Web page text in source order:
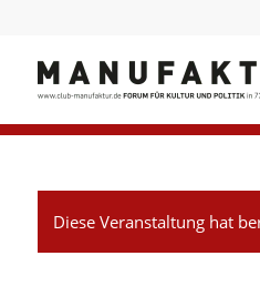
Diese Veranstaltung hat